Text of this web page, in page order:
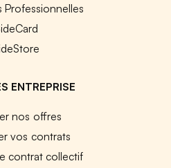
Professionnelles
ENTREPRISE
nos offres
vos contrats
contrat collectif